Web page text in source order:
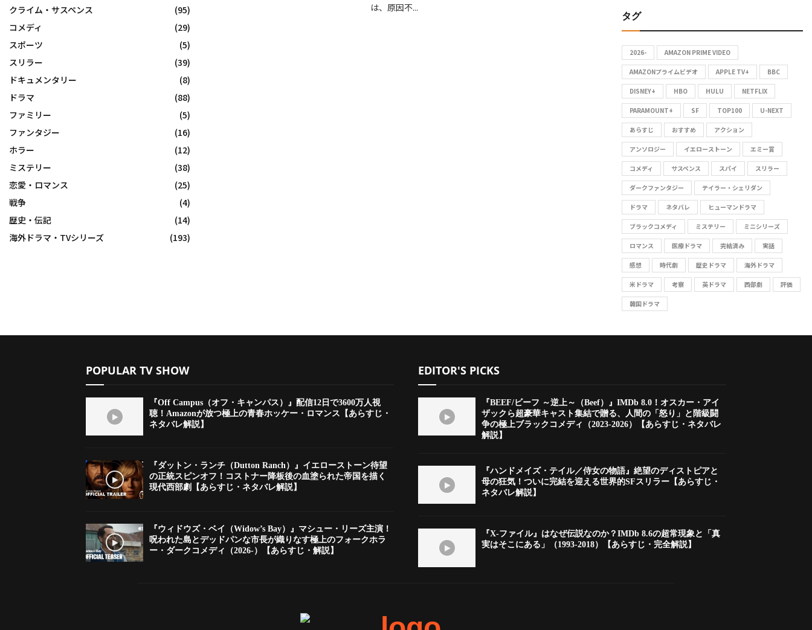
は、原因不...
クライム・サスペンス
(95)
コメディ
(29)
スポーツ
(5)
スリラー
(39)
ドキュメンタリー
(8)
ドラマ
(88)
ファミリー
(5)
ファンタジー
(16)
ホラー
(12)
ミステリー
(38)
恋愛・ロマンス
(25)
戦争
(4)
歴史・伝記
(14)
海外ドラマ・TVシリーズ
(193)
r
c
h
f
o
r
H
タグ
2026- AMAZON PRIME VIDEO
AMAZONプライムビデオ APPLE TV+ BBC
DISNEY+ HBO HULU NETFLIX
PARAMOUNT+ SF TOP100 U-NEXT
あらすじ おすすめ アクション
アンソロジー イエローストーン エミー賞
コメディ サスペンス スパイ スリラー
ダークファンタジー テイラー・シェリダン
ドラマ ネタバレ ヒューマンドラマ
ブラックコメディ ミステリー ミニシリーズ
ロマンス 医療ドラマ 完結済み 実話
感想 時代劇 歴史ドラマ 海外ドラマ
米ドラマ 考察 英ドラマ 西部劇 評価
韓国ドラマ
POPULAR TV SHOW
『Off Campus（オフ・キャンパス）』配信12日で3600万人視
聴！Amazonが放つ極上の青春ホッケー・ロマンス【あらすじ・
ネタバレ解説】
『ダットン・ランチ（Dutton Ranch）』イエローストーン待望
の正統スピンオフ！コストナー降板後の血塗られた帝国を描く
現代西部劇【あらすじ・ネタバレ解説】
『ウィドウズ・ベイ（Widow’s Bay）』マシュー・リーズ主演！
呪われた島とデッドパンな市長が織りなす極上のフォークホラ
ー・ダークコメディ（2026-）【あらすじ・解説】
EDITOR'S PICKS
『BEEF/ビーフ ～逆上～（Beef）』IMDb 8.0！オスカー・アイ
ザックら超豪華キャスト集結で贈る、人間の「怒り」と階級闘
争の極上ブラックコメディ（2023-2026）【あらすじ・ネタバレ
解説】
『ハンドメイズ・テイル／侍女の物語』絶望のディストピアと
母の狂気！ついに完結を迎える世界的SFスリラー【あらすじ・
ネタバレ解説】
『X-ファイル』はなぜ伝説なのか？IMDb 8.6の超常現象と「真
実はそこにある」（1993-2018）【あらすじ・完全解説】